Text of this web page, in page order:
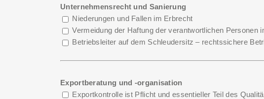
Unternehmensrecht und Sanierung
Niederungen und Fallen im Erbrecht
Vermeidung der Haftung der verantwortlichen
Betriebsleiter auf dem Schleudersitz – rechtssichere
Exportberatung und -organisation
Exportkontrolle ist Pflicht und essentieller Teil des